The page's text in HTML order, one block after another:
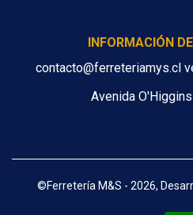
INFORMACIÓN
contacto@ferreteriamys.cl
Avenida
©Ferretería M&S - 2026,